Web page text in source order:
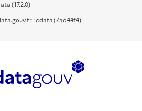
(17.2.0)
: cdata (7ad44f4)